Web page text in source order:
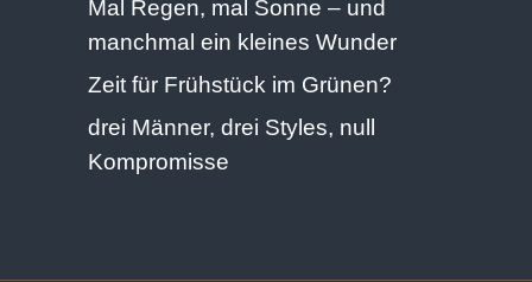
Mal Regen, mal Sonne – und
manchmal ein kleines Wunder
Zeit für Frühstück im Grünen?
drei Männer, drei Styles, null
Kompromisse